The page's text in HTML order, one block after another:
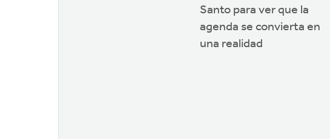
Santo para ver que la
agenda se convierta en
una realidad